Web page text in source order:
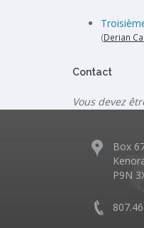
(Derian
Contact
Vous devez
Box
P9N